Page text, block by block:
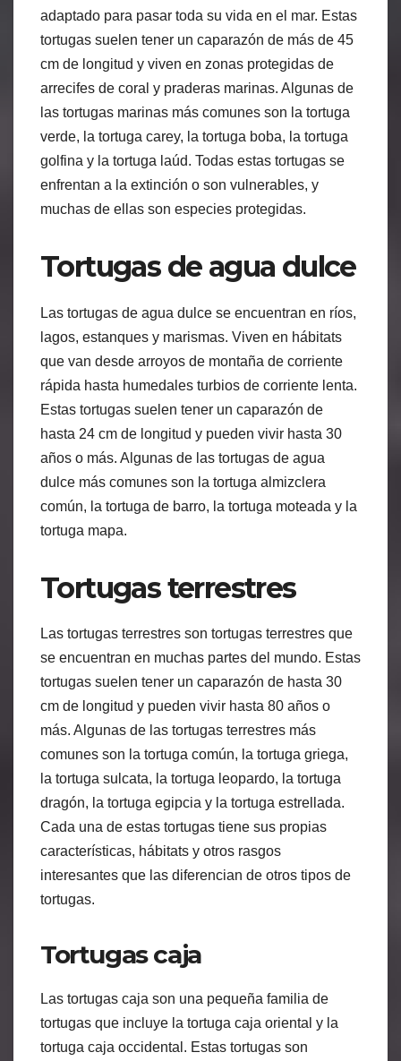
adaptado para pasar toda su vida en el mar. Estas
tortugas suelen tener un caparazón de más de 45
cm de longitud y viven en zonas protegidas de
arrecifes de coral y praderas marinas. Algunas de
las tortugas marinas más comunes son la tortuga
verde, la tortuga carey, la tortuga boba, la tortuga
golfina y la tortuga laúd. Todas estas tortugas se
enfrentan a la extinción o son vulnerables, y
muchas de ellas son especies protegidas.
Tortugas de agua dulce
Las tortugas de agua dulce se encuentran en ríos,
lagos, estanques y marismas. Viven en hábitats
que van desde arroyos de montaña de corriente
rápida hasta humedales turbios de corriente lenta.
Estas tortugas suelen tener un caparazón de
hasta 24 cm de longitud y pueden vivir hasta 30
años o más. Algunas de las tortugas de agua
dulce más comunes son la tortuga almizclera
común, la tortuga de barro, la tortuga moteada y la
tortuga mapa.
Tortugas terrestres
Las tortugas terrestres son tortugas terrestres que
se encuentran en muchas partes del mundo. Estas
tortugas suelen tener un caparazón de hasta 30
cm de longitud y pueden vivir hasta 80 años o
más. Algunas de las tortugas terrestres más
comunes son la tortuga común, la tortuga griega,
la tortuga sulcata, la tortuga leopardo, la tortuga
dragón, la tortuga egipcia y la tortuga estrellada.
Cada una de estas tortugas tiene sus propias
características, hábitats y otros rasgos
interesantes que las diferencian de otros tipos de
tortugas.
Tortugas caja
Las tortugas caja son una pequeña familia de
tortugas que incluye la tortuga caja oriental y la
tortuga caja occidental. Estas tortugas son